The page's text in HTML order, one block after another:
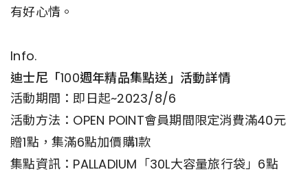
有好心情。
Info.
迪士尼「100週年精品集點送」活動詳情
活動期間：即日起~2023/8/6
活動方法：OPEN POINT會員期間限定消費滿40元
贈1點，集滿6點加價購1款
集點資訊：PALLADIUM「30L大容量旅行袋」6點